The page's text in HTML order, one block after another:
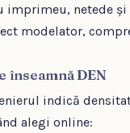
imprimeu, netede și
modelator,
înseamnă DEN
indică
alegi online: